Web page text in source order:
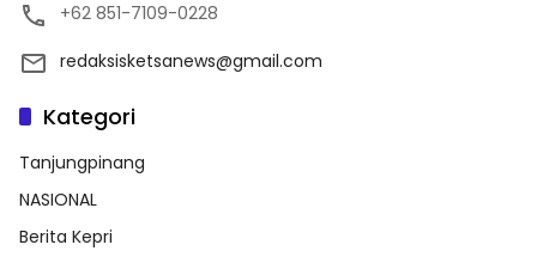
+62 851-7109-0228
redaksisketsanews@gmail.com
Kategori
Tanjungpinang
NASIONAL
Berita Kepri